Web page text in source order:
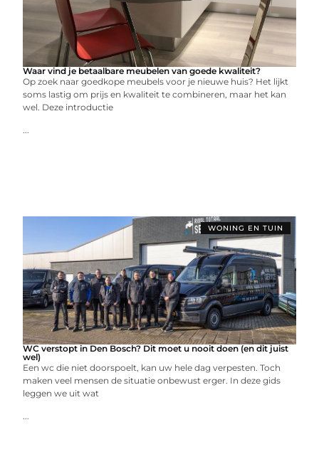
Waar vind je betaalbare meubelen van goede kwaliteit?
Op zoek naar goedkope meubels voor je nieuwe huis? Het lijkt
soms lastig om prijs en kwaliteit te combineren, maar het kan
wel. Deze introductie
...
WONING EN TUIN
WC verstopt in Den Bosch? Dit moet u nooit doen (en dit juist
wel)
Een wc die niet doorspoelt, kan uw hele dag verpesten. Toch
maken veel mensen de situatie onbewust erger. In deze gids
leggen we uit wat
...